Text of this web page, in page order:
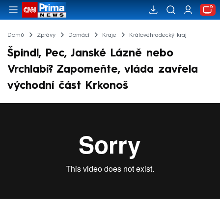
Domů Zprávy Domácí Kraje Královéhradecký kraj
Špindl, Pec, Janské Lázně nebo
Vrchlabí? Zapomeňte, vláda zavřela
východní část Krkonoš